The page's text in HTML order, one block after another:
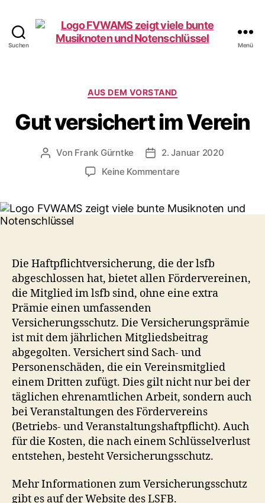
Suchen Menü
Kategorien
AUS DEM VORSTAND
Gut versichert im Verein
Beitragsautor
Von Frank Gürntke Veröffentlichungsdatum
2. Januar 2020
Keine Kommentarezu
im
Die Haftpflichtversicherung, die der lsfb
abgeschlossen hat, bietet allen Fördervereinen,
die Mitglied im lsfb sind, ohne eine extra
Prämie einen umfassenden
Versicherungsschutz. Die Versicherungsprämie
ist mit dem jährlichen Mitgliedsbeitrag
abgegolten. Versichert sind Sach- und
Personenschäden, die ein Vereinsmitglied
einem Dritten zufügt. Dies gilt nicht nur bei der
täglichen ehrenamtlichen Arbeit, sondern auch
bei Veranstaltungen des Fördervereins
(Betriebs- und Veranstaltungshaftpflicht). Auch
für die Kosten, die nach einem Schlüsselverlust
entstehen, besteht Versicherungsschutz.
Mehr Informationen zum Versicherungsschutz
gibt es auf der Website des LSFB.